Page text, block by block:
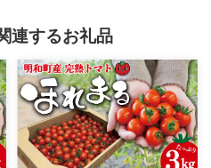
H105-220
連するお礼品